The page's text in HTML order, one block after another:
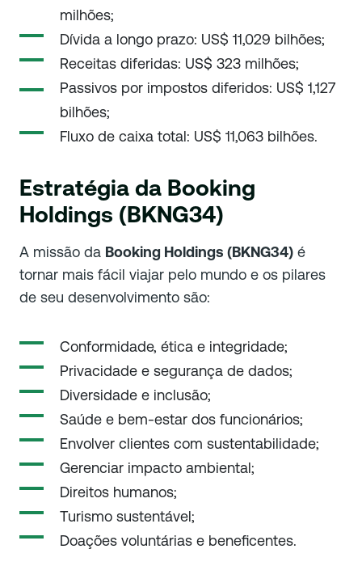
milhões;
Dívida a longo prazo: US$ 11,029 bilhões;
Receitas diferidas: US$ 323 milhões;
Passivos por impostos diferidos: US$ 1,127
bilhões;
Fluxo de caixa total: US$ 11,063 bilhões.
Estratégia da Booking
Holdings (BKNG34)
A missão da Booking Holdings (BKNG34) é
tornar mais fácil viajar pelo mundo e os pilares
de seu desenvolvimento são:
Conformidade, ética e integridade;
Privacidade e segurança de dados;
Diversidade e inclusão;
Saúde e bem-estar dos funcionários;
Envolver clientes com sustentabilidade;
Gerenciar impacto ambiental;
Direitos humanos;
Turismo sustentável;
Doações voluntárias e beneficentes.